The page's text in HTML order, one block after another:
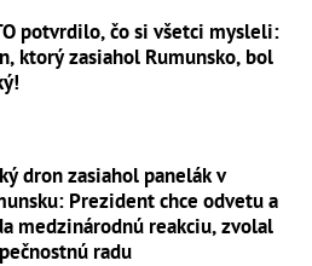
potvrdilo, čo si všetci mysleli:
ktorý zasiahol Rumunsko, bol
dron zasiahol panelák v
Prezident chce odvetu a
medzinárodnú reakciu, zvolal
radu